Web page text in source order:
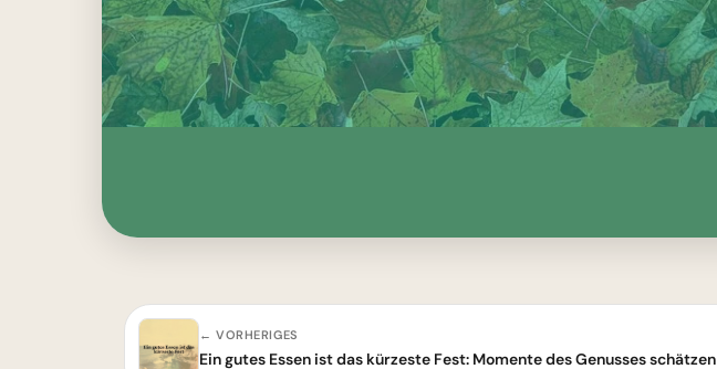
← VORHERIGES
Ein gutes Essen ist das kürzeste Fest: Momente des Genusses schätzen